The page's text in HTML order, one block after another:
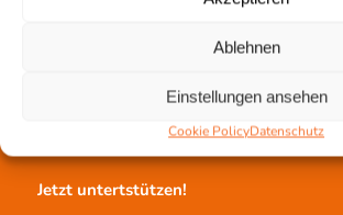
Ablehnen
Einstellungen ansehen
Cookie PolicyDatenschutz
Transplantat bestellen
Jetzt untertstützen!